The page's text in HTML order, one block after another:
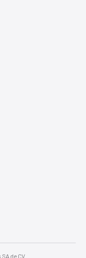
de CV